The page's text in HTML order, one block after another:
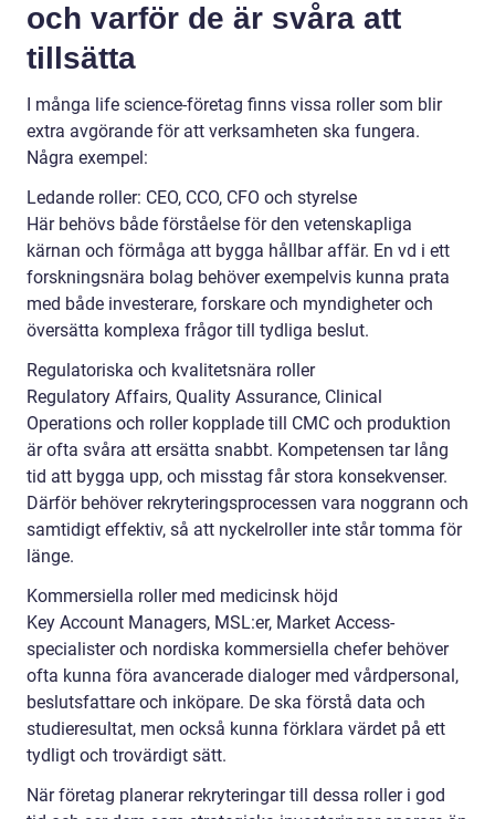
och varför de är svåra att
tillsätta
I många life science-företag finns vissa roller som blir
extra avgörande för att verksamheten ska fungera.
Några exempel:
Ledande roller: CEO, CCO, CFO och styrelse
Här behövs både förståelse för den vetenskapliga
kärnan och förmåga att bygga hållbar affär. En vd i ett
forskningsnära bolag behöver exempelvis kunna prata
med både investerare, forskare och myndigheter och
översätta komplexa frågor till tydliga beslut.
Regulatoriska och kvalitetsnära roller
Regulatory Affairs, Quality Assurance, Clinical
Operations och roller kopplade till CMC och produktion
är ofta svåra att ersätta snabbt. Kompetensen tar lång
tid att bygga upp, och misstag får stora konsekvenser.
Därför behöver rekryteringsprocessen vara noggrann och
samtidigt effektiv, så att nyckelroller inte står tomma för
länge.
Kommersiella roller med medicinsk höjd
Key Account Managers, MSL:er, Market Access-
specialister och nordiska kommersiella chefer behöver
ofta kunna föra avancerade dialoger med vårdpersonal,
beslutsfattare och inköpare. De ska förstå data och
studieresultat, men också kunna förklara värdet på ett
tydligt och trovärdigt sätt.
När företag planerar rekryteringar till dessa roller i god